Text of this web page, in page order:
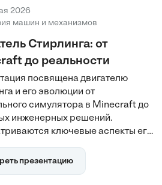
обеспечить устойчивую
и снизить риски
2026
машин и механизмов
Стирлинга: от
до реальности
посвящена двигателю
и его эволюции от
симулятора в Minecraft до
инженерных решений.
ключевые аспекты его
уникальную возможность
разнообразные источники
презентацию